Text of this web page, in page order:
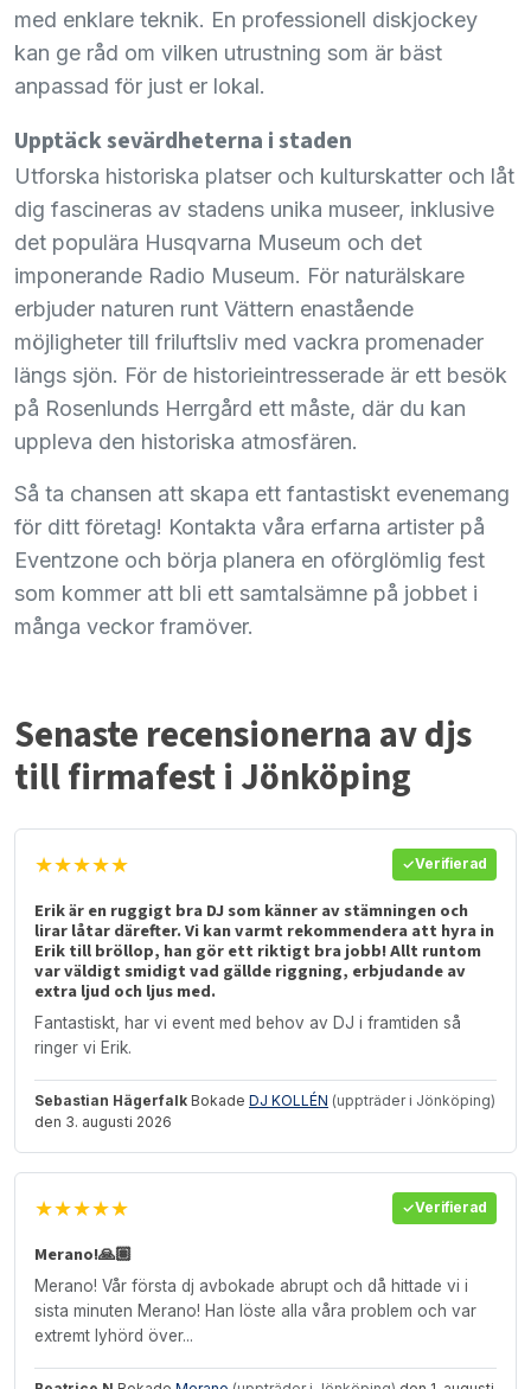
med enklare teknik. En professionell diskjockey
kan ge råd om vilken utrustning som är bäst
anpassad för just er lokal.
Upptäck sevärdheterna i staden
Utforska historiska platser och kulturskatter och låt
dig fascineras av stadens unika museer, inklusive
det populära Husqvarna Museum och det
imponerande Radio Museum. För naturälskare
erbjuder naturen runt Vättern enastående
möjligheter till friluftsliv med vackra promenader
längs sjön. För de historieintresserade är ett besök
på Rosenlunds Herrgård ett måste, där du kan
uppleva den historiska atmosfären.
Så ta chansen att skapa ett fantastiskt evenemang
för ditt företag! Kontakta våra erfarna artister på
Eventzone och börja planera en oförglömlig fest
som kommer att bli ett samtalsämne på jobbet i
många veckor framöver.
Senaste recensionerna av djs
till firmafest i Jönköping
★★★★★ Verifierad
Erik är en ruggigt bra DJ som känner av stämningen och
lirar låtar därefter. Vi kan varmt rekommendera att hyra in
Erik till bröllop, han gör ett riktigt bra jobb! Allt runtom
var väldigt smidigt vad gällde riggning, erbjudande av
extra ljud och ljus med.
Fantastiskt, har vi event med behov av DJ i framtiden så
ringer vi Erik.
Sebastian Hägerfalk Bokade DJ KOLLÉN (uppträder i Jönköping)
den 3. augusti 2026
★★★★★ Verifierad
Merano!🙏🏽
Merano! Vår första dj avbokade abrupt och då hittade vi i
sista minuten Merano! Han löste alla våra problem och var
extremt lyhörd över...